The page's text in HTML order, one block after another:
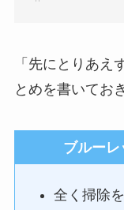
「先にとりあえ
とめを書いてお
ブルーレ
全く掃除